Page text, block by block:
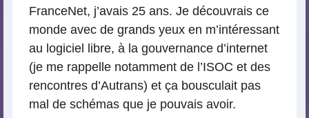
FranceNet, j’avais 25 ans. Je découvrais ce
monde avec de grands yeux en m’intéressant
au logiciel libre, à la gouvernance d’internet
(je me rappelle notamment de l’ISOC et des
rencontres d’Autrans) et ça bousculait pas
mal de schémas que je pouvais avoir.